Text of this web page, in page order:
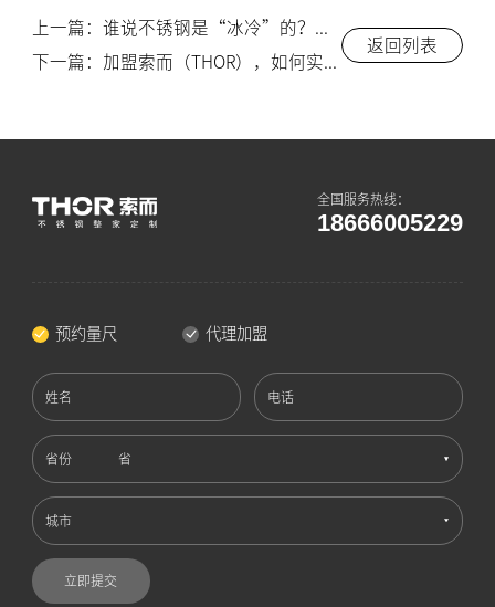
返回列表
全国服务热线：
18666005229
预约量尺 代理加盟
姓名 电话
省份
城市
立即提交